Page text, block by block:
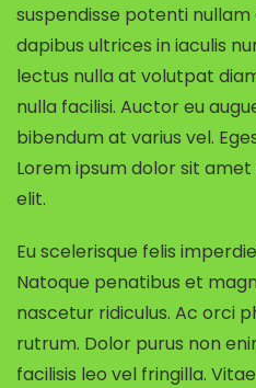
suspendisse potenti
dapibus ultrices in iaculis
lectus nulla at volutpat
nulla facilisi. Auctor eu
bibendum at varius vel.
Lorem ipsum dolor sit
elit.
Eu scelerisque felis
Natoque penatibus et
nascetur ridiculus. Ac orci
rutrum. Dolor purus non
facilisis leo vel fringilla.